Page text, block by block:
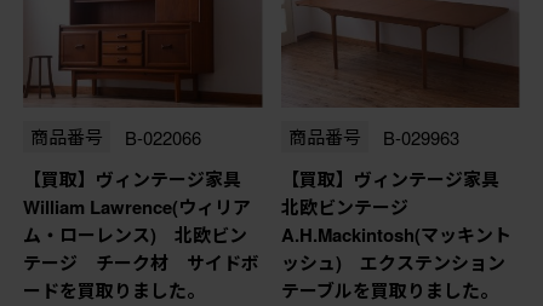
商品番号 B-022066
【買取】ヴィンテージ家具
William Lawrence(ウィリア
ム・ローレンス) 北欧ビン
テージ チーク材 サイドボ
ードを買取りました。
商品番号 B-029963
【買取】ヴィンテージ家具
北欧ビンテージ
A.H.Mackintosh(マッキント
ッシュ) エクステンション
テーブルを買取りました。